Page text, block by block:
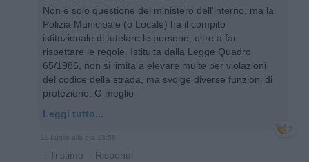
Non è solo questione del ministero dell'interno, ma la
Polizia Municipale (o Locale) ha il compito
istituzionale di tutelare le persone, oltre a far
rispettare le regole. Istituita dalla Legge Quadro
65/1986, non si limita a elevare multe per violazioni
del codice della strada, ma svolge diverse funzioni di
protezione. O meglio
Leggi tutto...
2
11 Luglio alle ore 13:58
· Ti stimo · Rispondi